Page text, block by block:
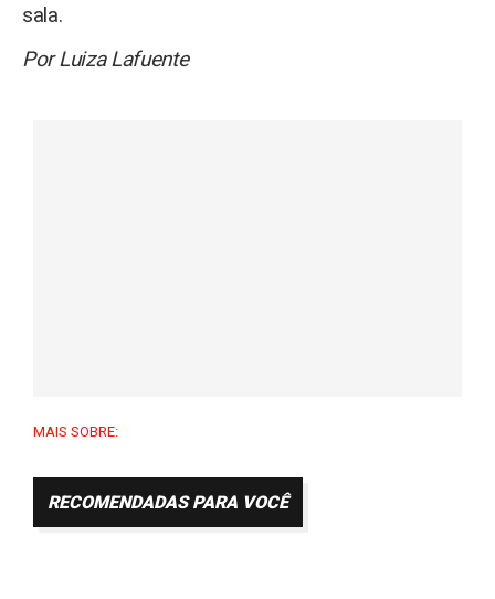
sala.
Por Luiza Lafuente
MAIS SOBRE:
RECOMENDADAS PARA VOCÊ